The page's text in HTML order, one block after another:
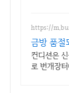
https://
금방 품절
드 국내
래
컨디션은
로 번개장